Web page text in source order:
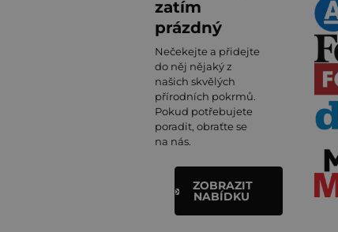
zatím
prázdný
Nečekejte a přidejte
do něj nějaký z
našich skvělých
přírodních pokrmů.
Pokud potřebujete
poradit, obraťte se
na nás.
ZOBRAZIT
NABÍDKU